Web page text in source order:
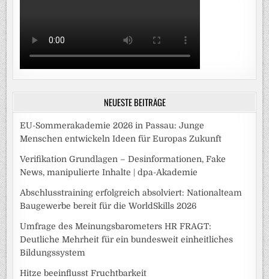
NEUESTE BEITRÄGE
EU-Sommerakademie 2026 in Passau: Junge
Menschen entwickeln Ideen für Europas Zukunft
Verifikation Grundlagen – Desinformationen, Fake
News, manipulierte Inhalte | dpa-Akademie
Abschlusstraining erfolgreich absolviert: Nationalteam
Baugewerbe bereit für die WorldSkills 2026
Umfrage des Meinungsbarometers HR FRAGT:
Deutliche Mehrheit für ein bundesweit einheitliches
Bildungssystem
Hitze beeinflusst Fruchtbarkeit